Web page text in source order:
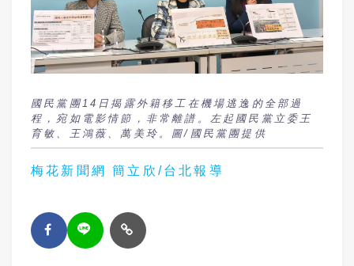
國民黨團14日揭露外籍移工在機場逃逸的全部過
程，宛如電影情節，非常離譜。左起國民黨立委王
育敏、王鴻薇、萬美玲。圖/國民黨團提供
梅花新聞網 簡立欣/台北報導